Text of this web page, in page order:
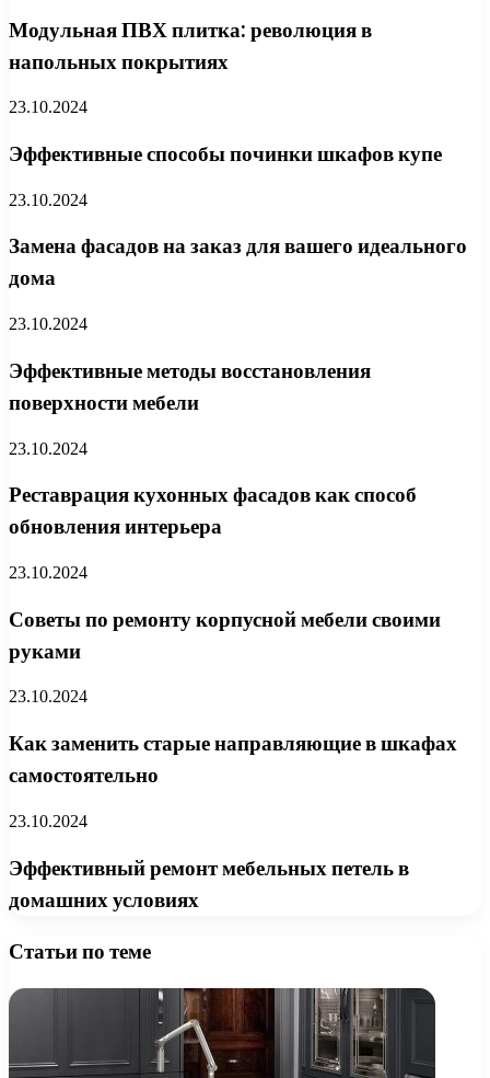
Модульная ПВХ плитка: революция в
напольных покрытиях
23.10.2024
Эффективные способы починки шкафов купе
23.10.2024
Замена фасадов на заказ для вашего идеального
дома
23.10.2024
Эффективные методы восстановления
поверхности мебели
23.10.2024
Реставрация кухонных фасадов как способ
обновления интерьера
23.10.2024
Советы по ремонту корпусной мебели своими
руками
23.10.2024
Как заменить старые направляющие в шкафах
самостоятельно
23.10.2024
Эффективный ремонт мебельных петель в
домашних условиях
Статьи по теме